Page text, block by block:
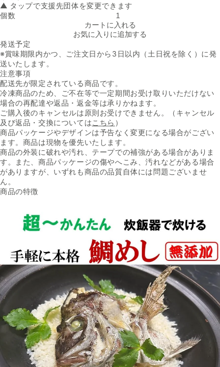
▲ タップで支援先団体を変更できます
個数「鯛めし 2合用」の数量を減らす
カートに入れる
お気に入りに追加する
発送予定
※賞味期限内かつ、ご注文日から3日以内（土日祝を除く）に発
送いたします。
注意事項
配送先が限定されている商品です。
冷凍商品のため、ご不在等で一定期間お受け取りいただけない
場合の再配達や返品・返金等は承りかねます。
ご購入後のキャンセルは原則お受けできません。（キャンセル
及び返品・交換についてはこちら ）
商品パッケージやデザインは予告なく変更になる場合がござい
ます。商品は現物を優先いたします。
商品の外装に破れや汚れ、テープでの補強がある場合がありま
す。また、商品パッケージの傷やへこみ、汚れなどがある場合
がありますが、いずれも商品の品質自体には問題ございませ
ん。
商品の特徴